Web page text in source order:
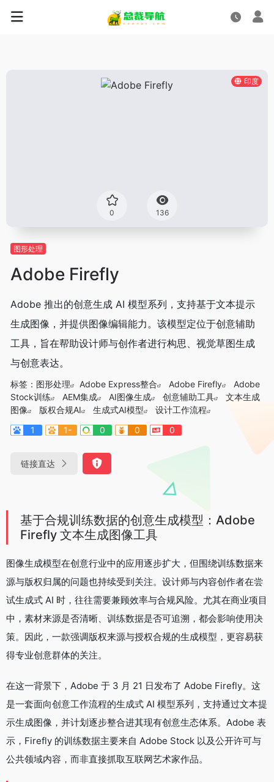
印度
0 136
图形处理
Adobe Firefly
Adobe 推出的创意生成 AI 模型系列，支持基于文本提示
生成图像，并提供图像编辑能力。该模型定位于创意辅助
工具，旨在帮助设计师与创作者进行构思、视觉草图生成
与创意表达。
标签： 图形处理 Adobe Express整合 Adobe Firefly
Adobe
Stock训练
AEM集成 AI图像生成 创意辅助工具
文本生成
图像
版权合规AI 生成式AI模型
设计工作流程
1
1- 0 0 0
链接直达
基于合规训练数据的创意生成模型：Adobe
Firefly 文本生成图像工具
图像生成模型在创意行业中的应用逐步扩大，但围绕训练数据来
源与版权归属的问题也持续受到关注。设计师与内容创作者在尝
试生成式 AI 时，往往需要兼顾效率与合规风险。尤其在商业项目
中，素材来源是否清晰、训练数据是否可追溯，都会影响使用决
策。因此，一款强调版权来源与授权合规的生成模型，更容易获
得专业创意群体的关注。
在这一背景下，Adobe 于 3 月 21 日发布了 Adobe Firefly。这
是一套面向创意工作流程的生成式 AI 模型系列，支持通过文本提
示生成图像，并计划逐步整合进其现有创意生态体系。Adobe 表
示，Firefly 的训练数据主要来自 Adobe Stock 以及公开许可与
公共领域内容，而非直接抓取互联网艺术家作品。